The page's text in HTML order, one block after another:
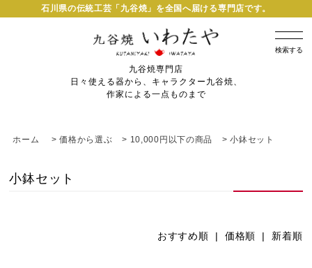
石川県の伝統工芸「九谷焼」を全国へ届ける専門店です。
検索する
九谷焼専門店
日々使える器から、キャラクター九谷焼、
作家による一点ものまで
ホーム >価格から選ぶ > 10,000円以下の商品 >小鉢セット
小鉢セット
おすすめ順 | 価格順 | 新着順